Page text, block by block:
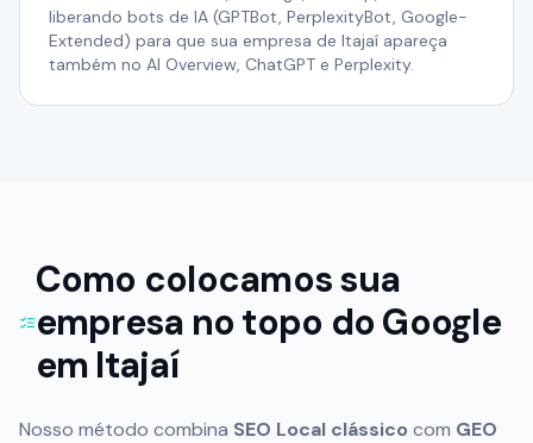
liberando bots de IA (GPTBot, PerplexityBot, Google-
Extended) para que sua empresa de Itajaí apareça
também no AI Overview, ChatGPT e Perplexity.
Como colocamos sua
empresa no topo do Google
em Itajaí
Nosso método combina SEO Local clássico com GEO